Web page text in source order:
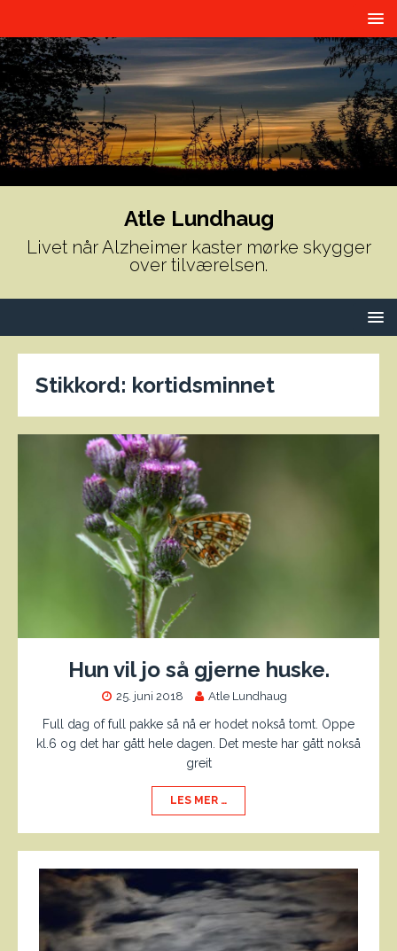
Atle Lundhaug
Livet når Alzheimer kaster mørke skygger
over tilværelsen.
Stikkord: kortidsminnet
Hun vil jo så gjerne huske.
25. juni 2018 Atle Lundhaug
Full dag of full pakke så nå er hodet nokså tomt. Oppe
kl.6 og det har gått hele dagen. Det meste har gått nokså
greit
LES MER …